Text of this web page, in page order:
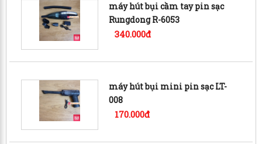
máy hút bụi cầm tay pin sạc
Rungdong R-6053
340.000đ
máy hút bụi mini pin sạc LT-
008
170.000đ